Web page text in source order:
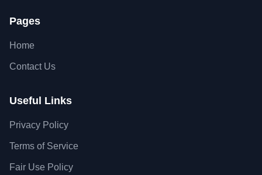
Pages
Home
Contact Us
Useful Links
Privacy Policy
Terms of Service
Fair Use Policy